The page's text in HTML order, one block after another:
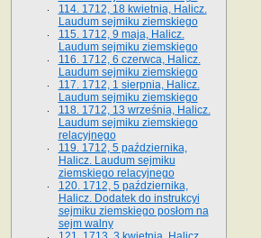
114. 1712, 18 kwietnia, Halicz.
Laudum sejmiku ziemskiego
115. 1712, 9 maja, Halicz.
Laudum sejmiku ziemskiego
116. 1712, 6 czerwca, Halicz.
Laudum sejmiku ziemskiego
117. 1712, 1 sierpnia, Halicz.
Laudum sejmiku ziemskiego
118. 1712, 13 września, Halicz.
Laudum sejmiku ziemskiego
relacyjnego
119. 1712, 5 października,
Halicz. Laudum sejmiku
ziemskiego relacyjnego
120. 1712, 5 października,
Halicz. Dodatek do instrukcyi
sejmiku ziemskiego posłom na
sejm walny